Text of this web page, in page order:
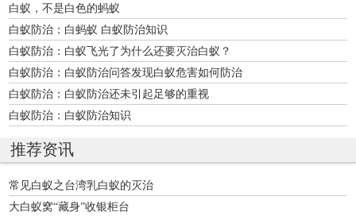
白蚁，不是白色的蚂蚁
白蚁防治：白蚂蚁 白蚁防治知识
白蚁防治：白蚁飞光了为什么还要灭治白蚁？
白蚁防治：白蚁防治问答发现白蚁危害如何防治
白蚁防治：白蚁防治还未引起足够的重视
白蚁防治：白蚁防治知识
推荐资讯
常见白蚁之台湾乳白蚁的灭治
大白蚁窝“藏身”收银柜台